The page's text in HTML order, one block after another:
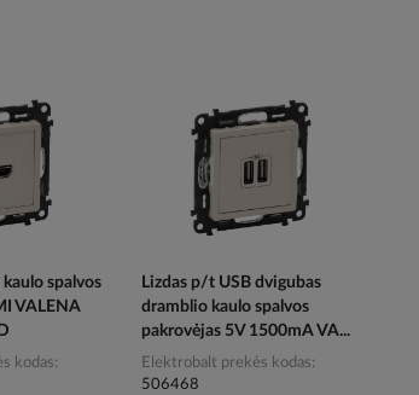
spalvos
VALENA
kodas
Lizdas p/t USB dvigubas
dramblio kaulo spalvos
pakrovėjas 5V 1500mA VA...
Elektrobalt prekės kodas
506468